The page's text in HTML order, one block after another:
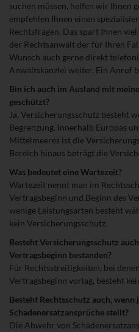
suchen müssen, helfen wir Ihnen
empfehlen Ihnen einen
Rechtsfragen. Das spart Ihnen
der Rechtsanwalt der für Ihren
Wunsch auch gerne direkt
Anwaltskanzlei weiter. Ein Anruf
Bin ich auch im Ausland mit
geschützt?
Ja, Versicherungsschutz besteht
Begrenzung. Innerhalb Europas
Mittelmeeres ist die
Bereich hinaus beträgt die
Was bedeutet eine Wartezeit?
Wartezeit nennt man im
Vertragsbeginn und Beginn des
wenige Leistungsarten besteht
kein Versicherungsschutz.
Besteht Versicherungsschutz
Vertragsbeginn bestanden?
Für Rechtsstreitigkeiten, bei
Vertragsbeginn vorlag, besteht
Besteht Rechtsschutz auch, wenn
Schadenersatzansprüche stellt?
Die Abwehr von